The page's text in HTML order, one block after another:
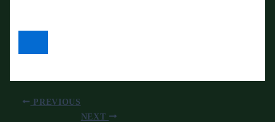
PREVIOUS
NEXT